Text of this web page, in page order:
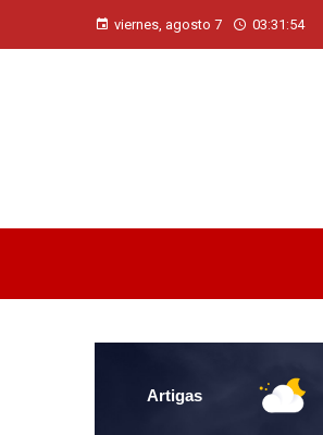
viernes, agosto 7 03:31:55
Artigas